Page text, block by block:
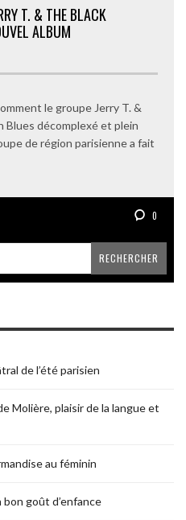
T. & THE BLACK
ALBUM
le groupe Jerry T. &
Blues décomplexé et plein
de région parisienne a fait
0
de l’été parisien
Molière, plaisir de la langue et
au féminin
bon goût d’enfance